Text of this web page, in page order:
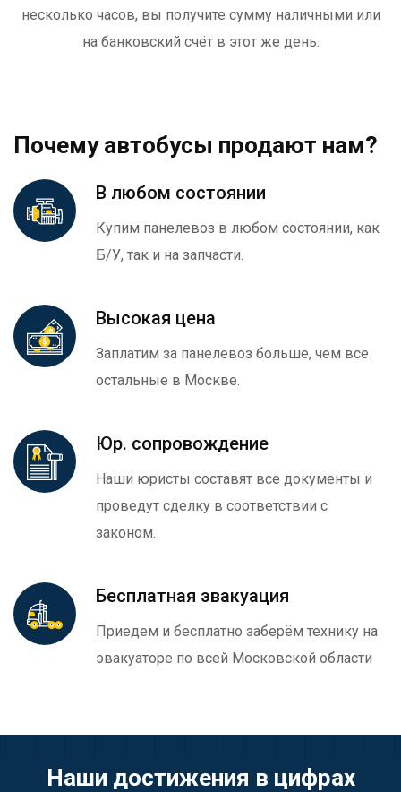
несколько часов, вы получите сумму наличными или
на банковский счёт в этот же день.
Почему автобусы продают нам?
В любом состоянии
Купим панелевоз в любом состоянии, как
Б/У, так и на запчасти.
Высокая цена
Заплатим за панелевоз больше, чем все
остальные в Москве.
Юр. сопровождение
Наши юристы составят все документы и
проведут сделку в соответствии с
законом.
Бесплатная эвакуация
Приедем и бесплатно заберём технику на
эвакуаторе по всей Московской области
Наши достижения в цифрах